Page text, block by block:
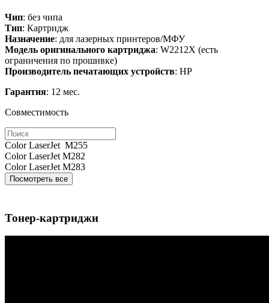
Чип: без чипа
Тип: Картридж
Назначение: для лазерных принтеров/МФУ
Модель оригинального картриджа: W2212X (есть
ограничения по прошивке)
Производитель печатающих устройств: HP
Гарантия: 12 мес.
Совместимость
Color LaserJet M255
Color LaserJet M282
Color LaserJet M283
Посмотреть все
Тонер-картриджи